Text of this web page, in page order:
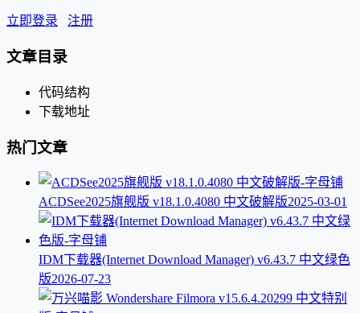
立即登录 注册
文章目录
代码结构
下载地址
热门文章
ACDSee2025旗舰版 v18.1.0.4080 中文破解版2025-03-01
IDM下载器(Internet Download Manager) v6.43.7 中文绿色
版2026-07-23